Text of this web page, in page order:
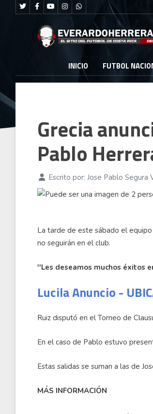
INICIO FUTBOL
Grecia
Pablo
Escrito por: Jose Pablo Segura
La tarde de este sábado el
no seguirán en el club.
''Les deseamos muchos éxitos
Lucila Anuncio -
Ruiz disputó en el Torneo de
En el caso de Pablo estuvo
Estas salidas se suman a las de
MÁS INFORMACIÓN